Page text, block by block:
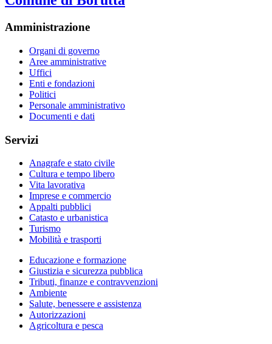
Amministrazione
Organi di governo
Aree amministrative
Uffici
Enti e fondazioni
Politici
Personale amministrativo
Documenti e dati
Servizi
Anagrafe e stato civile
Cultura e tempo libero
Vita lavorativa
Imprese e commercio
Appalti pubblici
Catasto e urbanistica
Turismo
Mobilità e trasporti
Educazione e formazione
Giustizia e sicurezza pubblica
Tributi, finanze e contravvenzioni
Ambiente
Salute, benessere e assistenza
Autorizzazioni
Agricoltura e pesca